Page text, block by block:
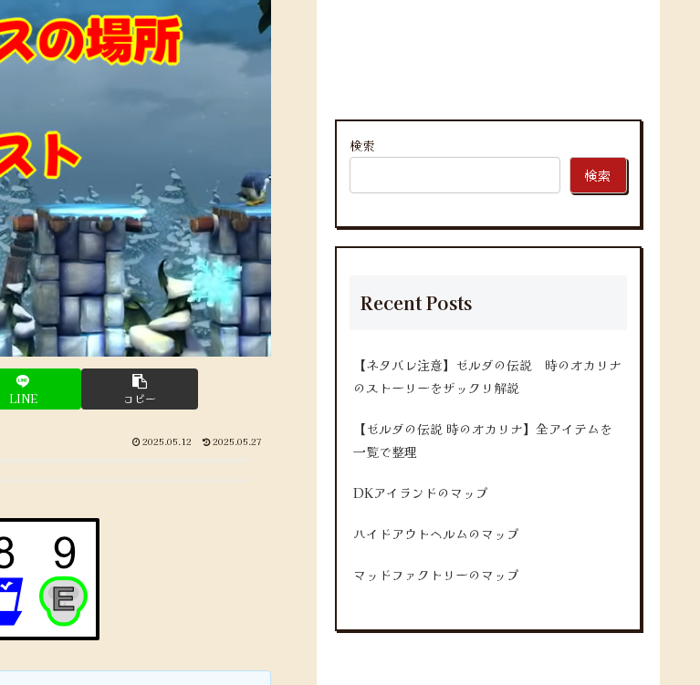
LINE コピー
2025.05.12 2025.05.27
検索
検索
Recent Posts
【ネタバレ注意】ゼルダの伝説 時のオカリナ
のストーリーをザックリ解説
【ゼルダの伝説 時のオカリナ】全アイテムを
一覧で整理
DKアイランドのマップ
ハイドアウトヘルムのマップ
マッドファクトリーのマップ